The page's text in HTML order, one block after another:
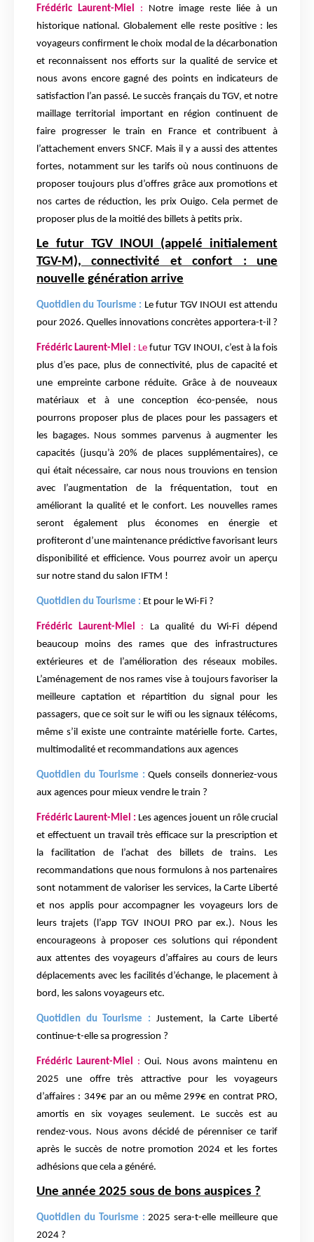
Frédéric Laurent-Miel : Notre image reste liée à un
historique national. Globalement elle reste positive : les
voyageurs confirment le choix modal de la décarbonation
et reconnaissent nos efforts sur la qualité de service et
nous avons encore gagné des points en indicateurs de
satisfaction l’an passé. Le succès français du TGV, et notre
maillage territorial important en région continuent de
faire progresser le train en France et contribuent à
l’attachement envers SNCF. Mais il y a aussi des attentes
fortes, notamment sur les tarifs où nous continuons de
proposer toujours plus d’offres grâce aux promotions et
nos cartes de réduction, les prix Ouigo. Cela permet de
proposer plus de la moitié des billets à petits prix.
Le futur TGV INOUI (appelé initialement
TGV-M), connectivité et confort : une
nouvelle génération arrive
Quotidien du Tourisme : Le futur TGV INOUI est attendu
pour 2026. Quelles innovations concrètes apportera-t-il ?
Frédéric Laurent-Miel : Lefutur TGV INOUI, c’est à la fois
plus d’es pace, plus de connectivité, plus de capacité et
une empreinte carbone réduite. Grâce à de nouveaux
matériaux et à une conception éco-pensée, nous
pourrons proposer plus de places pour les passagers et
les bagages. Nous sommes parvenus à augmenter les
capacités (jusqu’à 20% de places supplémentaires), ce
qui était nécessaire, car nous nous trouvions en tension
avec l’augmentation de la fréquentation, tout en
améliorant la qualité et le confort. Les nouvelles rames
seront également plus économes en énergie et
profiteront d’une maintenance prédictive favorisant leurs
disponibilité et efficience. Vous pourrez avoir un aperçu
sur notre stand du salon IFTM !
Quotidien du Tourisme : Et pour le Wi-Fi ?
Frédéric Laurent-Miel : La qualité du Wi-Fi dépend
beaucoup moins des rames que des infrastructures
extérieures et de l’amélioration des réseaux mobiles.
L’aménagement de nos rames vise à toujours favoriser la
meilleure captation et répartition du signal pour les
passagers, que ce soit sur le wifi ou les signaux télécoms,
même s’il existe une contrainte matérielle forte. Cartes,
multimodalité et recommandations aux agences
Quotidien du Tourisme :Quels conseils donneriez-vous
aux agences pour mieux vendre le train ?
Frédéric Laurent-Miel : Les agences jouent un rôle crucial
et effectuent un travail très efficace sur la prescription et
la facilitation de l’achat des billets de trains. Les
recommandations que nous formulons à nos partenaires
sont notamment de valoriser les services, la Carte Liberté
et nos applis pour accompagner les voyageurs lors de
leurs trajets (l’app TGV INOUI PRO par ex.). Nous les
encourageons à proposer ces solutions qui répondent
aux attentes des voyageurs d’affaires au cours de leurs
déplacements avec les facilités d’échange, le placement à
bord, les salons voyageurs etc.
Quotidien du Tourisme : Justement, la Carte Liberté
continue-t-elle sa progression ?
Frédéric Laurent-Miel : Oui. Nous avons maintenu en
2025 une offre très attractive pour les voyageurs
d’affaires : 349€ par an ou même 299€ en contrat PRO,
amortis en six voyages seulement. Le succès est au
rendez-vous. Nous avons décidé de pérenniser ce tarif
après le succès de notre promotion 2024 et les fortes
adhésions que cela a généré.
Une année 2025 sous de bons auspices ?
Quotidien du Tourisme :2025 sera-t-elle meilleure que
2024 ?